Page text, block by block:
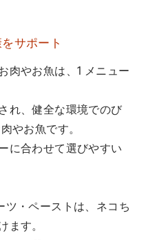
サポート
肉やお魚は、1 メニュー
れ、健全な環境でのび
やお魚です。
に合わせて選びやすい
ツ・ペーストは、ネコち
ます。